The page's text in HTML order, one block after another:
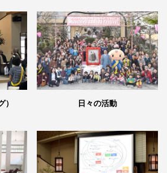
） 日々の活動